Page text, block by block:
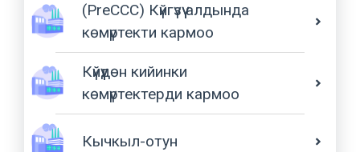
(PreCCC) Күйгүзүү алдында
көмүртекти кармоо
Күйүүдөн кийинки
көмүртектерди кармоо
Кычкыл-отун